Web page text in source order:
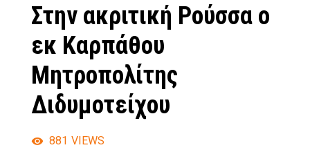
Στην ακριτική Ρούσσα ο
εκ Καρπάθου
Μητροπολίτης
Διδυμοτείχου
881 VIEWS